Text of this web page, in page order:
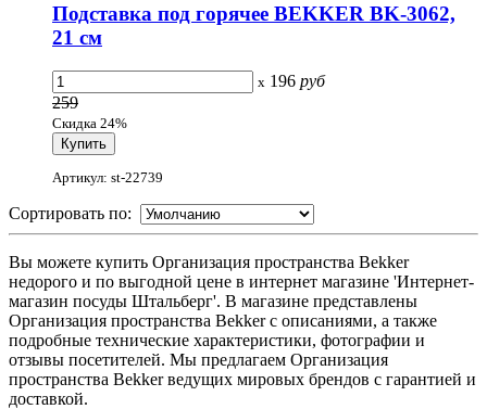
Подставка под горячее BEKKER BK-3062,
21 см
x 196 руб
259
Скидка 24%
Артикул: st-22739
Сортировать по:
Вы можете купить Организация пространства Bekker
недорого и по выгодной цене в интернет магазине 'Интернет-
магазин посуды Штальберг'. В магазине представлены
Организация пространства Bekker с описаниями, а также
подробные технические характеристики, фотографии и
отзывы посетителей. Мы предлагаем Организация
пространства Bekker ведущих мировых брендов с гарантией и
доставкой.